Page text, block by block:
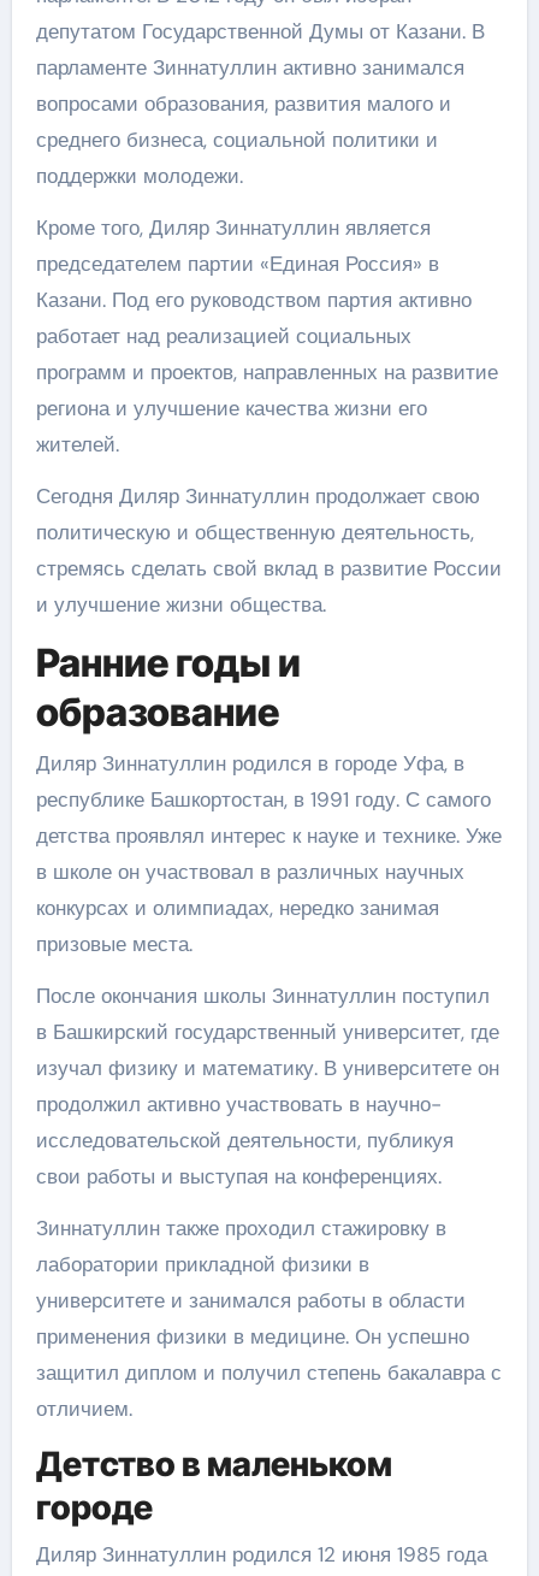
депутатом Государственной Думы от Казани. В
парламенте Зиннатуллин активно занимался
вопросами образования, развития малого и
среднего бизнеса, социальной политики и
поддержки молодежи.
Кроме того, Диляр Зиннатуллин является
председателем партии «Единая Россия» в
Казани. Под его руководством партия активно
работает над реализацией социальных
программ и проектов, направленных на развитие
региона и улучшение качества жизни его
жителей.
Сегодня Диляр Зиннатуллин продолжает свою
политическую и общественную деятельность,
стремясь сделать свой вклад в развитие России
и улучшение жизни общества.
Ранние годы и
образование
Диляр Зиннатуллин родился в городе Уфа, в
республике Башкортостан, в 1991 году. С самого
детства проявлял интерес к науке и технике. Уже
в школе он участвовал в различных научных
конкурсах и олимпиадах, нередко занимая
призовые места.
После окончания школы Зиннатуллин поступил
в Башкирский государственный университет, где
изучал физику и математику. В университете он
продолжил активно участвовать в научно-
исследовательской деятельности, публикуя
свои работы и выступая на конференциях.
Зиннатуллин также проходил стажировку в
лаборатории прикладной физики в
университете и занимался работы в области
применения физики в медицине. Он успешно
защитил диплом и получил степень бакалавра с
отличием.
Детство в маленьком
городе
Диляр Зиннатуллин родился 12 июня 1985 года